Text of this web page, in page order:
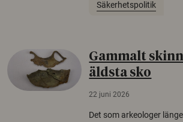
Säkerhetspolitik
Gammalt
äldsta sko
22 juni 2026
Det som arkeologer